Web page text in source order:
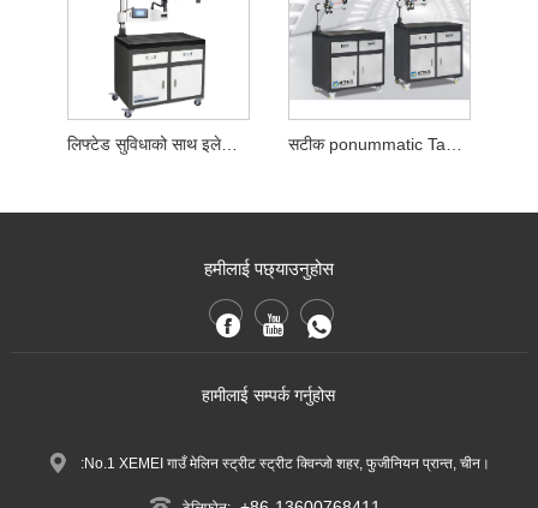
लिफ्टेड सुविधाको साथ इलेक्ट्रिक ट्यापिंग मेशिन
हमीलाई पछ्याउनुहोस
हामीलाई सम्पर्क गर्नुहोस
:No.1 XEMEI गाउँ मेलिन स्ट्रीट स्ट्रीट क्विन्जो शहर, फुजीनियन प्रान्त, चीन।